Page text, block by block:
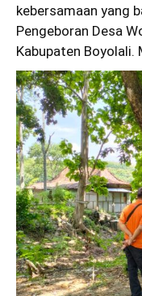
kebersamaan yang
Pengeboran Desa
Kabupaten